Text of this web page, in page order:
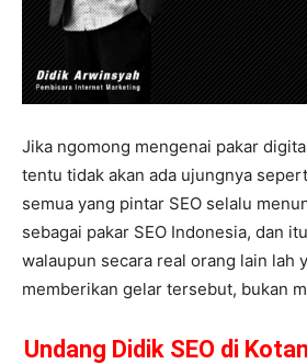
Jika ngomong mengenai pakar
tentu tidak akan ada ujungnya
semua yang pintar SEO selalu
sebagai pakar SEO Indonesia, dan
walaupun secara real orang lain lah
memberikan gelar tersebut, bukan
Undang Didik SEO di